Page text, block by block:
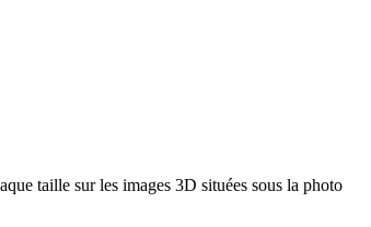
taille sur les images 3D situées sous la photo